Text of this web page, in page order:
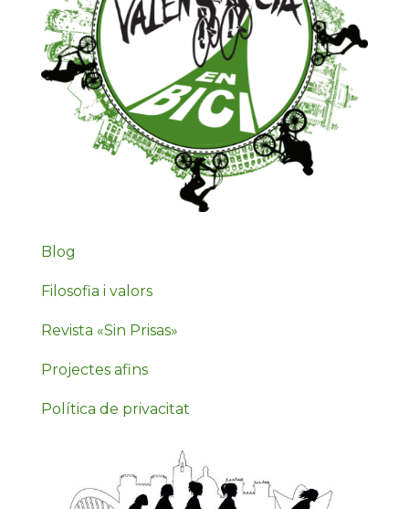
Blog
Filosofia i valors
Revista «Sin Prisas»
Projectes afins
Política de privacitat